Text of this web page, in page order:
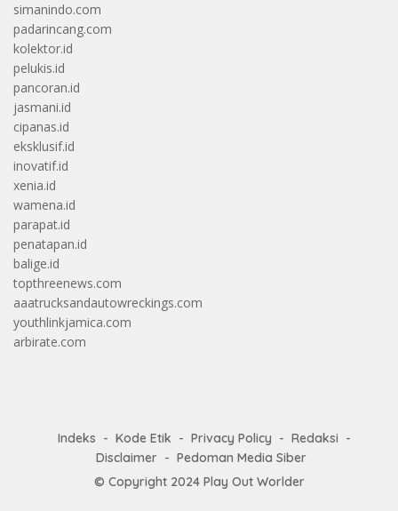
simanindo.com
padarincang.com
kolektor.id
pelukis.id
pancoran.id
jasmani.id
cipanas.id
eksklusif.id
inovatif.id
xenia.id
wamena.id
parapat.id
penatapan.id
balige.id
topthreenews.com
aaatrucksandautowreckings.com
youthlinkjamica.com
arbirate.com
Indeks Kode Etik Privacy Policy
Redaksi
Disclaimer
Pedoman Media Siber
© Copyright 2024 Play Out Worlder